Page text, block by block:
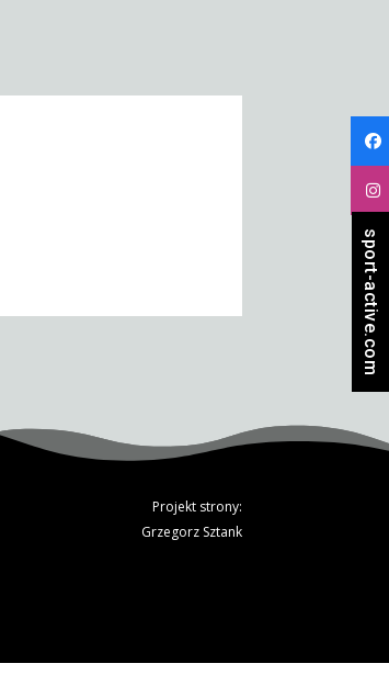
Projekt strony:
Grzegorz Sztank
sport-active.com